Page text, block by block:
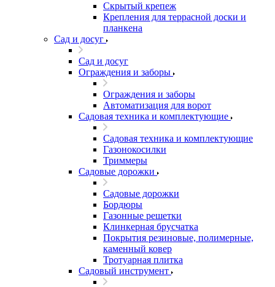
Скрытый крепеж
Крепления для террасной доски и
планкена
Сад и досуг
Сад и досуг
Ограждения и заборы
Ограждения и заборы
Автоматизация для ворот
Садовая техника и комплектующие
Садовая техника и комплектующие
Газонокосилки
Триммеры
Садовые дорожки
Садовые дорожки
Бордюры
Газонные решетки
Клинкерная брусчатка
Покрытия резиновые, полимерные,
каменный ковер
Тротуарная плитка
Садовый инструмент